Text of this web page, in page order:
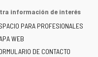
información de interés
PARA PROFESIONALES
WEB
DE CONTACTO